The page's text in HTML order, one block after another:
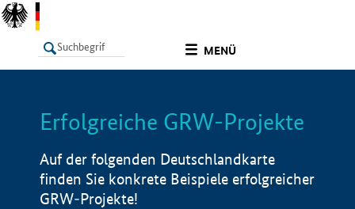
MENÜ
LISTE Info
Erfolgreiche GRW-Projekte
Auf der folgenden Deutschlandkarte
finden Sie konkrete Beispiele erfolgreicher
GRW-Projekte!